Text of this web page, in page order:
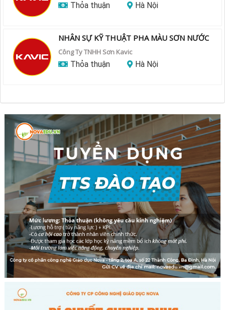
Thỏa thuận Hà Nội
NHÂN SỰ KỸ THUẬT PHA MÀU SƠN NƯỚC
Công Ty TNHH Sơn Kavic
Thỏa thuận Hà Nội